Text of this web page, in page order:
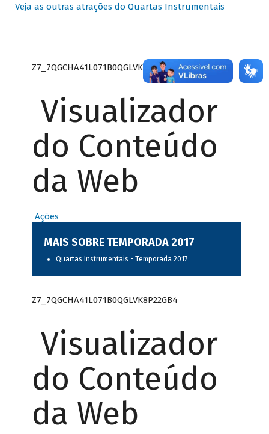
Veja as outras atrações do Quartas Instrumentais
Z7_7QGCHA41L071B0QGLVK8P22GJ7
Visualizador
do Conteúdo
da Web
Ações
MAIS SOBRE TEMPORADA 2017
Quartas Instrumentais - Temporada 2017
Z7_7QGCHA41L071B0QGLVK8P22GB4
Visualizador
do Conteúdo
da Web